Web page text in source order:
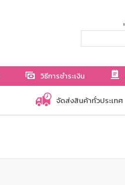
วิธีการชำระเงิน
จัดส่งสินค้าทั่วประเทศ